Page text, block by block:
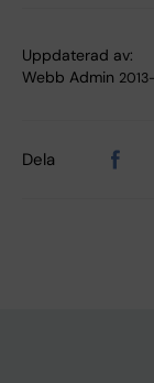
Uppdaterad av:
Webb Admin
Dela